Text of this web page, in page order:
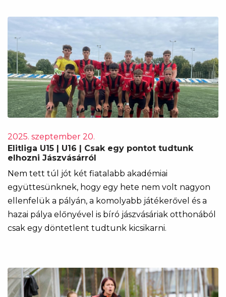
2025. szeptember 20.
Elitliga U15 | U16 | Csak egy pontot tudtunk
elhozni Jászvásárról
Nem tett túl jót két fiatalabb akadémiai
együttesünknek, hogy egy hete nem volt nagyon
ellenfelük a pályán, a komolyabb játékerővel és a
hazai pálya előnyével is bíró jászvásáriak otthonából
csak egy döntetlent tudtunk kicsikarni.